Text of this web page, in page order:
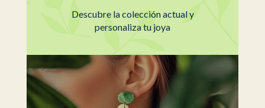
Descubre la colección actual y
personaliza tu joya